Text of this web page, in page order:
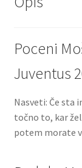
Poceni
Juventus
Nasveti: Če sta
točno to, kar
potem morate